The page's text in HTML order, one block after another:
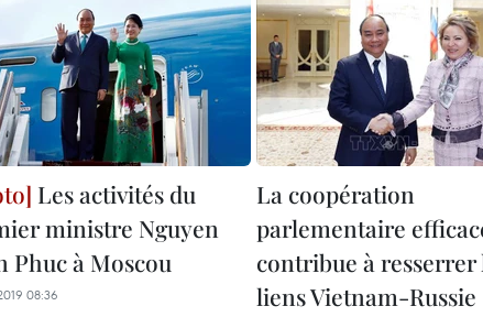
Les activités du
ministre Nguyen
Phuc à Moscou
08:36
La coopération
parlementaire
contribue à resserrer
liens Vietnam-Russie